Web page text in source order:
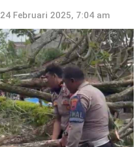
24 Februari 2025, 7:04 am